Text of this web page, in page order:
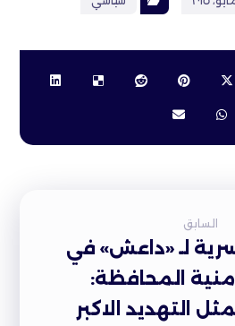
السابق
لـ «داعش» في
المحافظة:
التهديد الاكبر